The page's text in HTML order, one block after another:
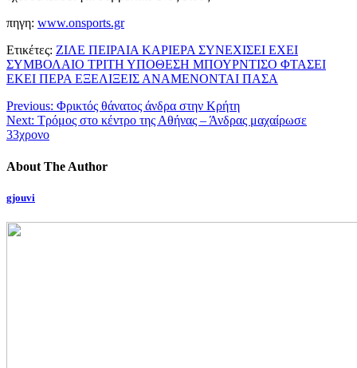
πηγη: www.onsports.gr
Ετικέτες: ΖΙΛΕ ΠΕΙΡΑΙΑ ΚΑΡΙΕΡΑ ΣΥΝΕΧΙΣΕΙ ΕΧΕΙ
ΣΥΜΒΟΛΑΙΟ ΤΡΙΤΗ ΥΠΟΘΕΣΗ ΜΠΟΥΡΝΤΙΣΟ ΦΤΑΣΕΙ
ΕΚΕΙ ΠΕΡΑ ΕΞΕΛΙΞΕΙΣ ΑΝΑΜΕΝΟΝΤΑΙ ΠΑΣΑ
Previous: Φρικτός θάνατος άνδρα στην Κρήτη
Next: Τρόμος στο κέντρο της Αθήνας – Άνδρας μαχαίρωσε
33χρονο
About The Author
gjouvi